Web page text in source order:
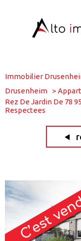
Immobilier
Drusenheim
Rez De Jardin De 78
Respectees